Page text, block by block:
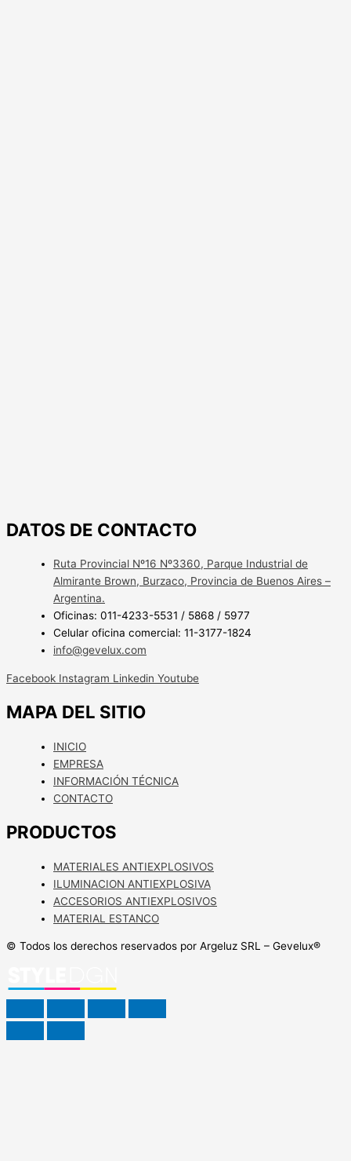
DATOS DE CONTACTO
Ruta Provincial Nº16 Nº3360, Parque Industrial de
Almirante Brown, Burzaco, Provincia de Buenos Aires –
Argentina.
Oficinas: 011-4233-5531 / 5868 / 5977
Celular oficina comercial: 11-3177-1824
info@gevelux.com
Facebook Instagram Linkedin Youtube
MAPA DEL SITIO
INICIO
EMPRESA
INFORMACIÓN TÉCNICA
CONTACTO
PRODUCTOS
MATERIALES ANTIEXPLOSIVOS
ILUMINACION ANTIEXPLOSIVA
ACCESORIOS ANTIEXPLOSIVOS
MATERIAL ESTANCO
© Todos los derechos reservados por Argeluz SRL – Gevelux®️